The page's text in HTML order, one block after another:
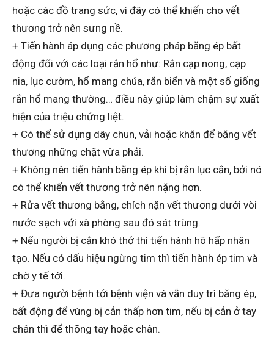
hoặc các đồ trang sức, vì đây có thể khiến cho vết
thương trở nên sưng nề.
+ Tiến hành áp dụng các phương pháp băng ép bất
động đối với các loại rắn hổ như: Rắn cạp nong, cạp
nia, lục cườm, hổ mang chúa, rắn biển và một số giống
rắn hổ mang thường… điều này giúp làm chậm sự xuất
hiện của triệu chứng liệt.
+ Có thể sử dụng dây chun, vải hoặc khăn để băng vết
thương những chặt vừa phải.
+ Không nên tiến hành băng ép khi bị rắn lục cắn, bởi nó
có thể khiến vết thương trở nên nặng hơn.
+ Rửa vết thương bằng, chích nặn vết thương dưới vòi
nước sạch với xà phòng sau đó sát trùng.
+ Nếu người bị cắn khó thở thì tiến hành hô hấp nhân
tạo. Nếu có dấu hiệu ngừng tim thì tiến hành ép tim và
chờ y tế tới.
+ Đưa người bệnh tới bệnh viện và vẫn duy trì băng ép,
bất động để vùng bị cắn thấp hơn tim, nếu bị cắn ở tay
chân thì để thõng tay hoặc chân.